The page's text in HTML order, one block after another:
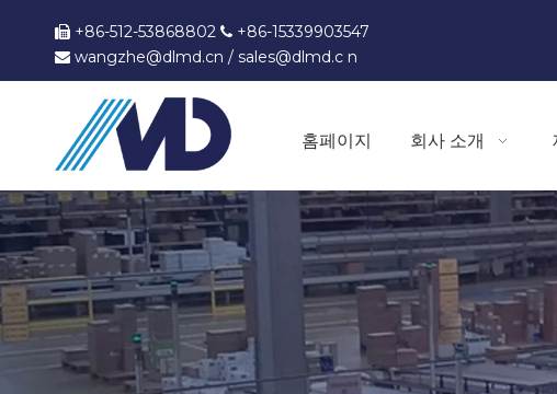
 +86-512-53868802  +86-15339903547
 wangzhe@dlmd.cn / sales@dlmd.c n
홈페이지 회사 소개